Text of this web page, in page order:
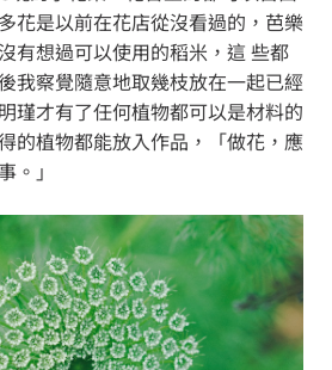
花是以前在花店從沒看過的，芭樂
有想過可以使用的稻米，這 些都
我察覺隨意地取幾枝放在一起已經
瑾才有了任何植物都可以是材料的
的植物都能放入作品，「做花，應
。」